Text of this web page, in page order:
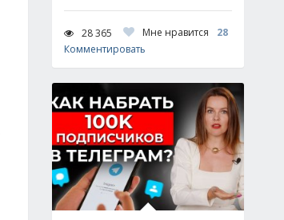
28 365 Мне нравится
28
Комментировать